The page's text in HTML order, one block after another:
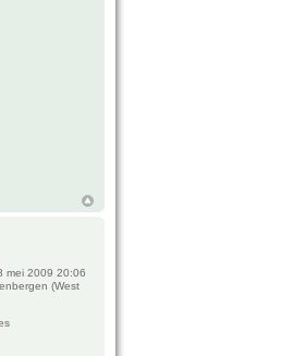
mei 2009 20:06
(West